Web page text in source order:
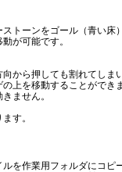
トーンをゴール（青い床
が可能です。
から押しても割れてしま
上を移動することができ
ません。
す。
を作業用フォルダにコピ